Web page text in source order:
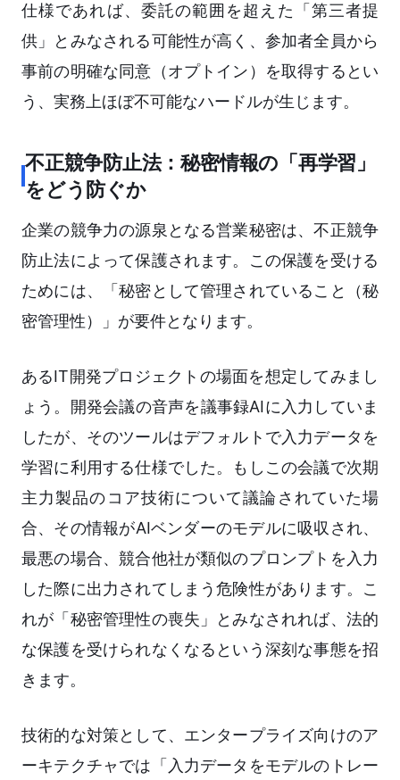
仕様であれば、委託の範囲を超えた「第三者提
供」とみなされる可能性が高く、参加者全員から
事前の明確な同意（オプトイン）を取得するとい
う、実務上ほぼ不可能なハードルが生じます。
不正競争防止法：秘密情報の「再学習」
をどう防ぐか
企業の競争力の源泉となる営業秘密は、不正競争
防止法によって保護されます。この保護を受ける
ためには、「秘密として管理されていること（秘
密管理性）」が要件となります。
あるIT開発プロジェクトの場面を想定してみまし
ょう。開発会議の音声を議事録AIに入力していま
したが、そのツールはデフォルトで入力データを
学習に利用する仕様でした。もしこの会議で次期
主力製品のコア技術について議論されていた場
合、その情報がAIベンダーのモデルに吸収され、
最悪の場合、競合他社が類似のプロンプトを入力
した際に出力されてしまう危険性があります。こ
れが「秘密管理性の喪失」とみなされれば、法的
な保護を受けられなくなるという深刻な事態を招
きます。
技術的な対策として、エンタープライズ向けのア
ーキテクチャでは「入力データをモデルのトレー